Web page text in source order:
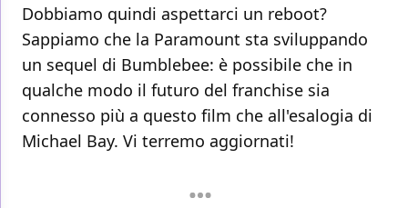
Dobbiamo quindi aspettarci un reboot?
Sappiamo che la Paramount sta sviluppando
un sequel di Bumblebee: è possibile che in
qualche modo il futuro del franchise sia
connesso più a questo film che all'esalogia di
Michael Bay. Vi terremo aggiornati!